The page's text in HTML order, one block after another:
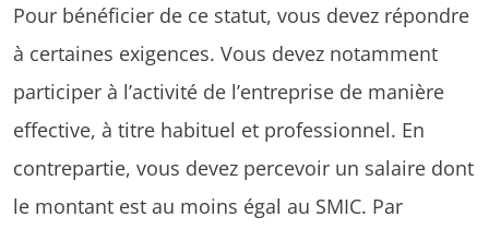
Pour bénéficier de ce statut, vous devez répondre
à certaines exigences. Vous devez notamment
participer à l’activité de l’entreprise de manière
effective, à titre habituel et professionnel. En
contrepartie, vous devez percevoir un salaire dont
le montant est au moins égal au SMIC. Par